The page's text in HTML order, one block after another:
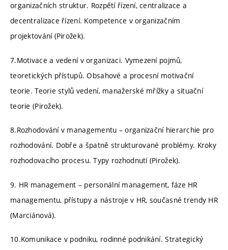
organizačních struktur. Rozpětí řízení, centralizace a
decentralizace řízení. Kompetence v organizačním
projektování (Pirožek).
7.Motivace a vedení v organizaci. Vymezení pojmů,
teoretických přístupů. Obsahové a procesní motivační
teorie. Teorie stylů vedení, manažerské mřížky a situační
teorie (Pirožek).
8.Rozhodování v managementu – organizační hierarchie pro
rozhodování. Dobře a špatně strukturované problémy. Kroky
rozhodovacího procesu. Typy rozhodnutí (Pirožek).
9. HR management – personální management, fáze HR
managementu, přístupy a nástroje v HR, současné trendy HR
(Marciánová).
10.Komunikace v podniku, rodinné podnikání. Strategický